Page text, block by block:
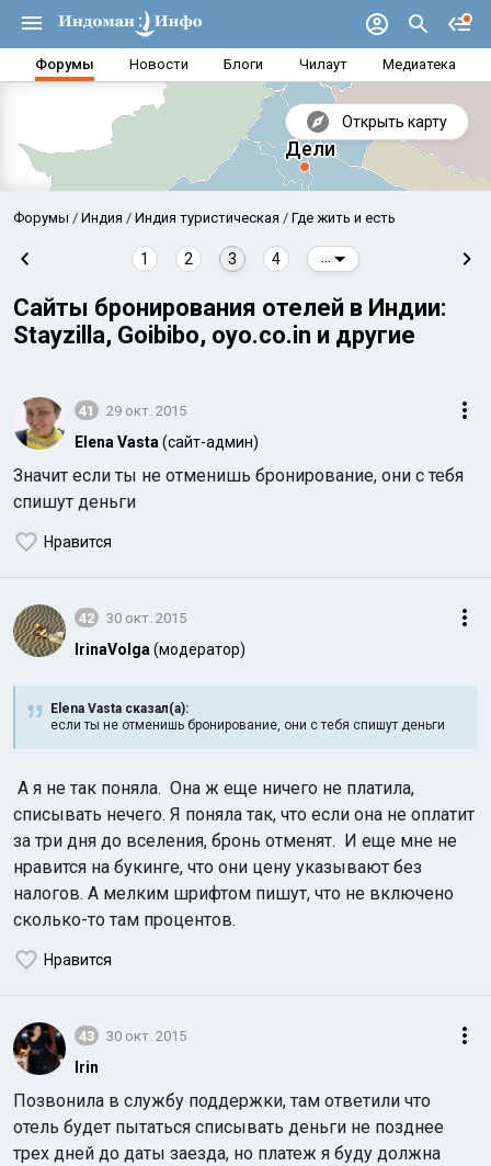
Форумы Новости Блоги Чилаут Медиатека
Открыть карту
Аравийское море
Форумы Индия Индия туристическая Где жить и есть
1 2 3 4
Сайты бронирования отелей в Индии:
Stayzilla, Goibibo, oyo.co.in и другие
41 29 окт. 2015
Elena Vasta (сайт-админ)
Значит если ты не отменишь бронирование, они с тебя
спишут деньги
Нравится
42 30 окт. 2015
IrinaVolga (модератор)
Elena Vasta сказал(а):
если ты не отменишь бронирование, они с тебя спишут деньги
А я не так поняла. Она ж еще ничего не платила,
списывать нечего. Я поняла так, что если она не оплатит
за три дня до вселения, бронь отменят. И еще мне не
нравится на букинге, что они цену указывают без
налогов. А мелким шрифтом пишут, что не включено
сколько-то там процентов.
Нравится
43 30 окт. 2015
Irin
Позвонила в службу поддержки, там ответили что
отель будет пытаться списывать деньги не позднее
трех дней до даты заезда, но платеж я буду должна